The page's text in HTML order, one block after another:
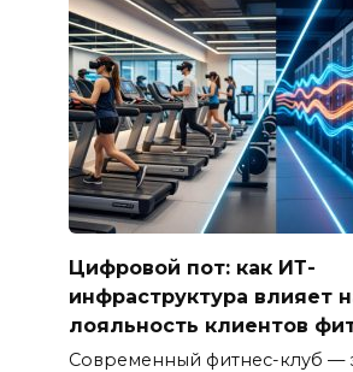
Цифровой пот: как ИТ-
инфраструктура влияет
лояльность клиентов
Современный фитнес-клуб —